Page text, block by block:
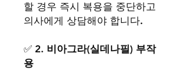
할 경우 즉시 복용을 중단하고
의사에게 상담해야 합니다.
✅ 2. 비아그라(실데나필) 부작
용